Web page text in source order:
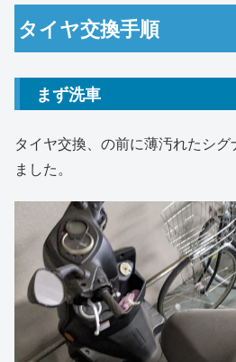
タイヤ交換手順
まず洗車
タイヤ交換、の前に薄汚れたシ
ました。